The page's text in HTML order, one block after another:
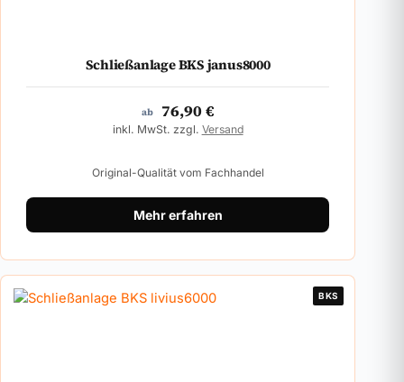
Schließanlage BKS janus8000
ab 76,90€
inkl. MwSt. zzgl. Versand
Original-Qualität vom Fachhandel
Mehr erfahren
BKS